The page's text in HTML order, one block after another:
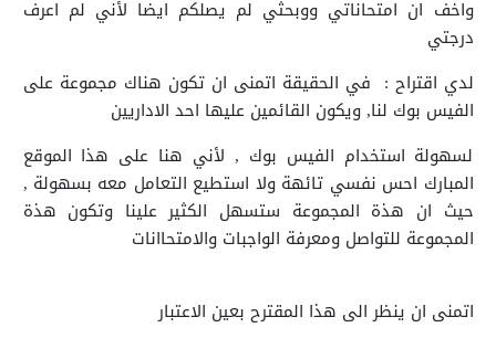
واخف ان امتحاناتي ووبحثي لم يصلكم ايضا لأني لم اعرف
درجتي
لدي اقتراح : في الحقيقة اتمنى ان تكون هناك مجموعة على
الفيس بوك لنا, ويكون القائمين عليها احد الاداريين
لسهولة استخدام الفيس بوك , لأني هنا على هذا الموقع
المبارك احس نفسي تائهة ولا استطيع التعامل معه بسهولة ,
حيث ان هذة المجموعة ستسهل الكثير علينا وتكون هذة
المجموعة للتواصل ومعرفة الواجبات والامتحاانات
اتمنى ان ينظر الى هذا المقترح بعين الاعتبار